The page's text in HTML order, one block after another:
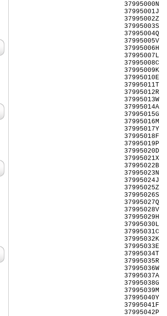
37995000N
37995001J
37995002Z
37995003S
37995004Q
37995005V
37995006H
37995007L
37995008C
37995009K
37995010E
37995011T
37995012R
37995013W
37995014A
37995015G
37995016M
37995017Y
37995018F
37995019P
37995020D
37995021X
37995022B
37995023N
37995024J
37995025Z
37995026S
37995027Q
37995028V
37995029H
37995030L
37995031C
37995032K
37995033E
37995034T
37995035R
37995036W
37995037A
37995038G
37995039M
37995040Y
37995041F
37995042P